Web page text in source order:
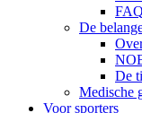
De
De
Medische
Voor sporters